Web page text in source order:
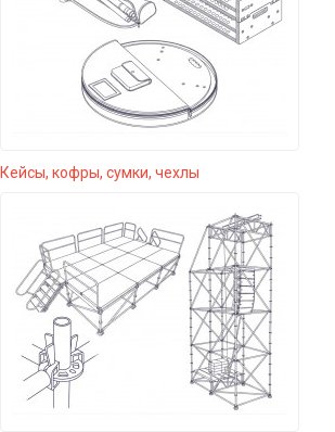
Кейсы, кофры, сумки, чехлы